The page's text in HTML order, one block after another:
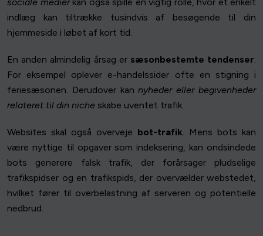
sociale medierkan også spille en vigtig rolle, hvor et enkelt
indlæg kan tiltrække tusindvis af besøgende til din
hjemmeside i løbet af kort tid.
En anden almindelig årsag er sæsonbestemte tendenser.
For eksempel oplever e-handelssider ofte en stigning i
feriesæsonen. Derudover kannyheder eller begivenheder
relateret til din niche skabe uventet trafik.
Websites skal også overveje bot-trafik. Mens bots kan
være nyttige til opgaver som indeksering, kan ondsindede
bots generere falsk trafik, der forårsager pludselige
trafikspidser og en trafikspids, der overvælder webstedet,
hvilket fører til overbelastning af serveren og potentielle
nedbrud.